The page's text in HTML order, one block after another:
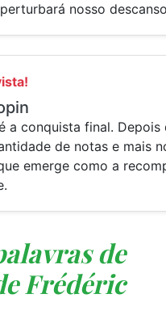
nosso
a conquista final. Depois
de notas e mais
emerge como a
de
Frédéric